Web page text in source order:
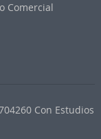
Comercial
Con Estudios